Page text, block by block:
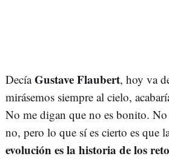
DecíaGustave Flaubert, hoy va
mirásemos siempre al cielo,
No me digan que no es bonito. No
no, pero lo que sí es cierto es que
evolución es la historia de los